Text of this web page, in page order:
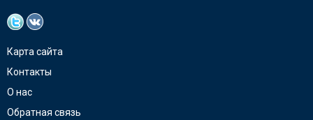
Карта сайта
Контакты
О нас
Обратная связь